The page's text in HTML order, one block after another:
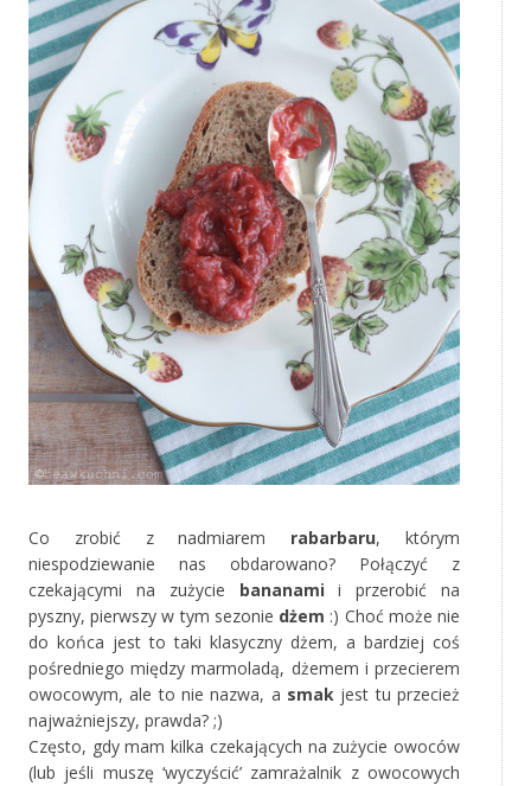
Co zrobić z nadmiarem rabarbaru, którym
niespodziewanie nas obdarowano? Połączyć z
czekającymi na zużycie bananamii przerobić na
pyszny, pierwszy w tym sezonie dżem :) Choć może nie
do końca jest to taki klasyczny dżem, a bardziej coś
pośredniego między marmoladą, dżemem i przecierem
owocowym, ale to nie nazwa, a smak jest tu przecież
najważniejszy, prawda? ;)
Często, gdy mam kilka czekających na zużycie owoców
(lub jeśli muszę ‘wyczyścić’ zamrażalnik z owocowych